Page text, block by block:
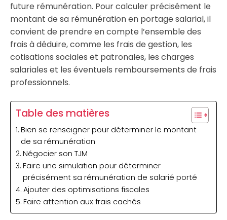
future rémunération. Pour calculer précisément le
montant de sa rémunération en portage salarial, il
convient de prendre en compte l’ensemble des
frais à déduire, comme les frais de gestion, les
cotisations sociales et patronales, les charges
salariales et les éventuels remboursements de frais
professionnels.
Table des matières
Bien se renseigner pour déterminer le montant
de sa rémunération
Négocier son TJM
Faire une simulation pour déterminer
précisément sa rémunération de salarié porté
Ajouter des optimisations fiscales
Faire attention aux frais cachés